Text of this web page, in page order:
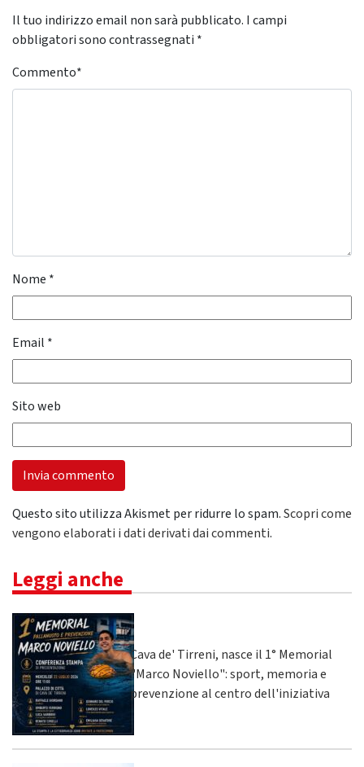
Il tuo indirizzo email non sarà pubblicato. I campi
obbligatori sono contrassegnati *
Commento*
Nome *
Email *
Sito web
Questo sito utilizza Akismet per ridurre lo spam.Scopri come
vengono elaborati i dati derivati dai commenti.
Leggi anche
Cava de' Tirreni, nasce il 1° Memorial
"Marco Noviello": sport, memoria e
prevenzione al centro dell'iniziativa